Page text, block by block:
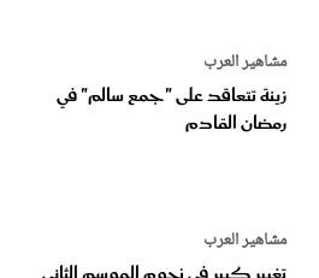
مشاهير العرب
زينة تتعاقد على "جمع سالم" في
رمضان القادم
مشاهير العرب